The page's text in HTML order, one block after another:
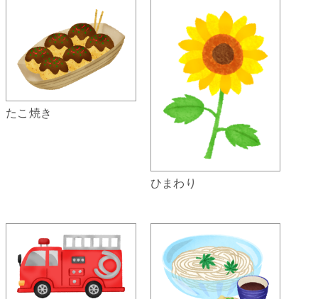
たこ焼き
ひまわり